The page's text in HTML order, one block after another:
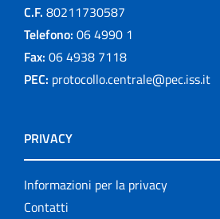
C.F. 80211730587
Telefono: 06 4990 1
Fax: 06 4938 7118
PEC: protocollo.centrale@pec.iss.it
PRIVACY
Informazioni per la privacy
Contatti